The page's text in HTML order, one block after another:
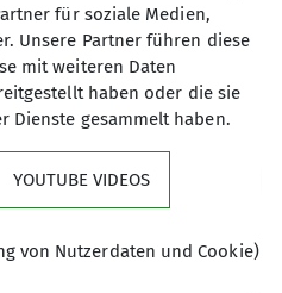
für soziale Medien,
Unsere Partner führen diese
mit weiteren Daten
haben oder die sie
Dienste gesammelt haben.
YOUTUBE VIDEOS
von Nutzerdaten und Cookie)